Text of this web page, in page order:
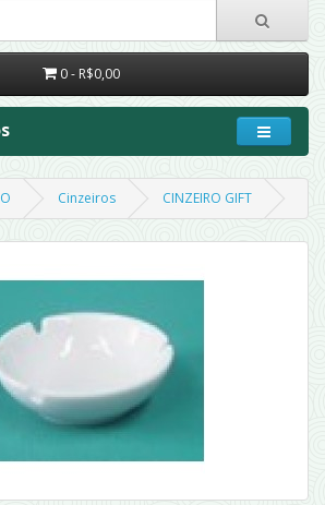
0 - R$0,00
Cinzeiros CINZEIRO GIFT